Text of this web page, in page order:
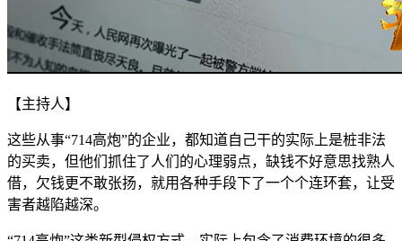
【主持人】
这些从事“714高炮”的企业，都知道自己干的实际上是桩非法
的买卖，但他们抓住了人们的心理弱点，缺钱不好意思找熟人
借，欠钱更不敢张扬，就用各种手段下了一个个连环套，让受
害者越陷越深。